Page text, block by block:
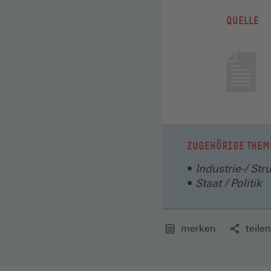
QUELLE
ZUGEHÖRIGE
Industrie-/
Staat / Politik
merken teilen